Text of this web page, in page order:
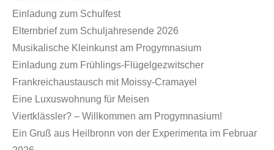
Einladung zum Schulfest
Elternbrief zum Schuljahresende 2026
Musikalische Kleinkunst am Progymnasium
Einladung zum Frühlings-Flügelgezwitscher
Frankreichaustausch mit Moissy-Cramayel
Eine Luxuswohnung für Meisen
Viertklässler? – Willkommen am Progymnasium!
Ein Gruß aus Heilbronn von der Experimenta im Februar